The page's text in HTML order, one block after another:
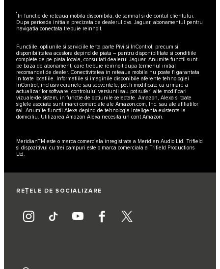
1In functie de reteaua mobila disponibila, de semnal si de contul clientului.
Dupa perioada initiala precizata de dealerul dvs. Jaguar, abonamentul pentru
navigatia conectata trebuie reinnoit.
Functiile, optiunile si serviciile terta parte Pivi si InControl, precum si
disponibilitatea acestora depind de piata – pentru disponibilitate si conditiile
complete de pe piata locala, consultati dealerul Jaguar. Anumite functii sunt
pe baza de abonament, care trebuie reinnoit dupa termenul initial
recomandat de dealer. Conectivitatea in reteaua mobila nu poate fi garantata
in toate locatiile. Informatiile si imaginile disponibile aferente tehnologiei
InControl, inclusiv ecranele sau secventele, pot fi modificate ca urmare a
actualizarilor software, controlului versiunii sau pot suferi alte modificari
vizuale/de sistem, in functie de optiunile selectate. Amazon, Alexa si toate
siglele asociate sunt marci comerciale ale Amazon.com, Inc. sau ale afiliatilor
sai. Anumite functii Alexa depind de tehnologia inteligenta existenta la
domiciliu. Utilizarea Amazon Alexa necesita un cont Amazon.
MeridianTM este o marca comerciala inregistrata a Meridian Audio Ltd. Trifield
si dispozitivul cu trei campuri este o marca comerciala a Trifield Productions
Ltd.
REȚELE DE SOCIALIZARE